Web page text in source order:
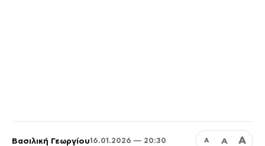
Βασιλική Γεωργίου16.01.2026 — 20:30 Α Α Α